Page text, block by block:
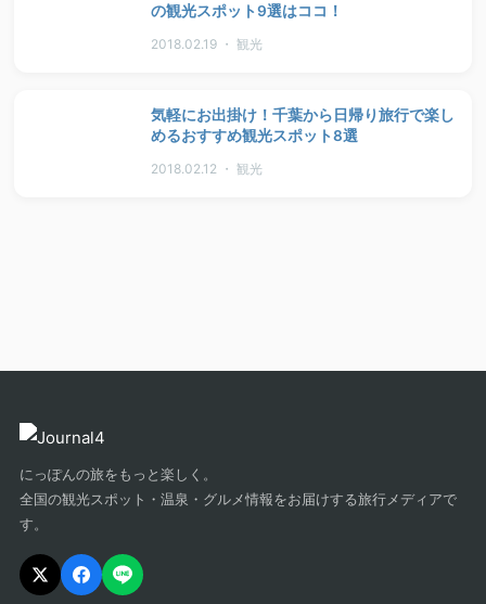
の観光スポット9選はココ！
2018.02.19 ・ 観光
気軽にお出掛け！千葉から日帰り旅行で楽し
めるおすすめ観光スポット8選
2018.02.12 ・ 観光
にっぽんの旅をもっと楽しく。
全国の観光スポット・温泉・グルメ情報をお届けする旅行メディアで
す。